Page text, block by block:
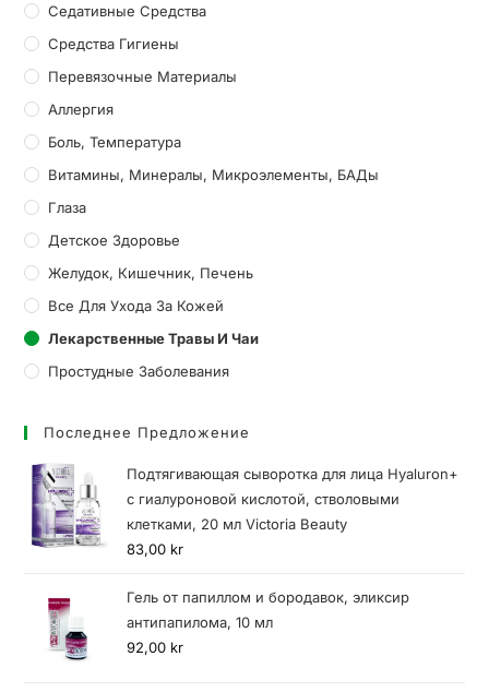
Седативные Средства
Средства Гигиены
Перевязочные Материалы
Аллергия
Боль, Температура
Витамины, Минералы, Микроэлементы, БАДы
Глаза
Детское Здоровье
Желудок, Кишечник, Печень
Все Для Ухода За Кожей
Лекарственные Травы И Чаи
Простудные Заболевания
Последнее Предложение
Подтягивающая сыворотка для лица Hyaluron+
с гиалуроновой кислотой, стволовыми
клетками, 20 мл Victoria Beauty
83,00 kr
Гель от папиллом и бородавок, эликсир
антипапилома, 10 мл
92,00 kr